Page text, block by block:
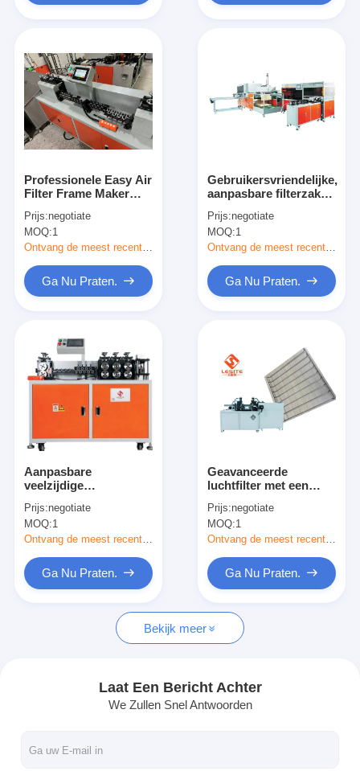
Producten
Kwaliteitscontrole
Neem contact met ons op
Nieuws
Luchtfilter Productiemachine
Zakfilter die Machine maken
Professionele Easy Air
Filter Frame Maker
moeiteloze werking
Prijs:negotiate
MOQ:1
Ontvang de meest recente Prijs
Ga Nu Praten.
Gebruikersvriendelijke,
aanpasbare filterzak
Prijs:negotiate
MOQ:1
Ontvang de meest recente Prijs
Ga Nu Praten.
Aanpasbare
veelzijdige
luchtfilter frame
maken machine
Prijs:negotiate
MOQ:1
Ontvang de meest recente Prijs
Ga Nu Praten.
Geavanceerde
luchtfilter met een
die de machine
betrouwbaar maakt
Prijs:negotiate
MOQ:1
Ontvang de meest recente Prijs
Ga Nu Praten.
Bekijk meer
Laat Een Bericht Achter
We Zullen Snel Antwoorden